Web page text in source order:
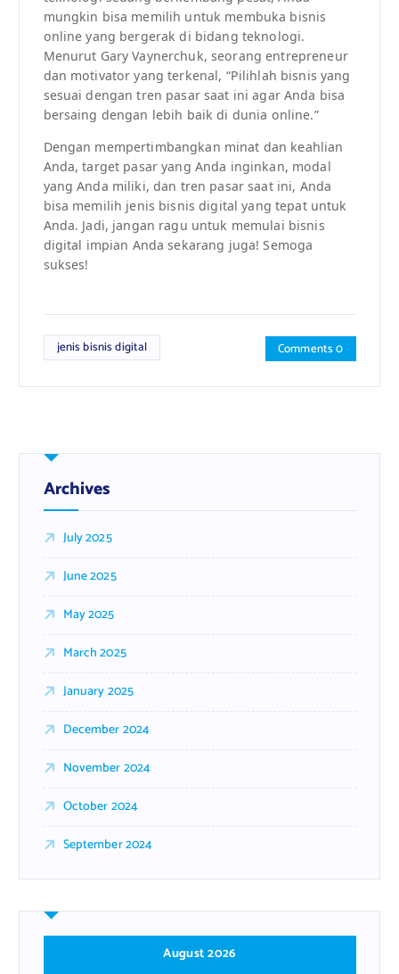
mungkin bisa memilih untuk membuka bisnis
online yang bergerak di bidang teknologi.
Menurut Gary Vaynerchuk, seorang entrepreneur
dan motivator yang terkenal, “Pilihlah bisnis yang
sesuai dengan tren pasar saat ini agar Anda bisa
bersaing dengan lebih baik di dunia online.”
Dengan mempertimbangkan minat dan keahlian
Anda, target pasar yang Anda inginkan, modal
yang Anda miliki, dan tren pasar saat ini, Anda
bisa memilih jenis bisnis digital yang tepat untuk
Anda. Jadi, jangan ragu untuk memulai bisnis
digital impian Anda sekarang juga! Semoga
sukses!
jenis bisnis digital Comments 0
Archives
July 2025
June 2025
May 2025
March 2025
January 2025
December 2024
November 2024
October 2024
September 2024
August 2026